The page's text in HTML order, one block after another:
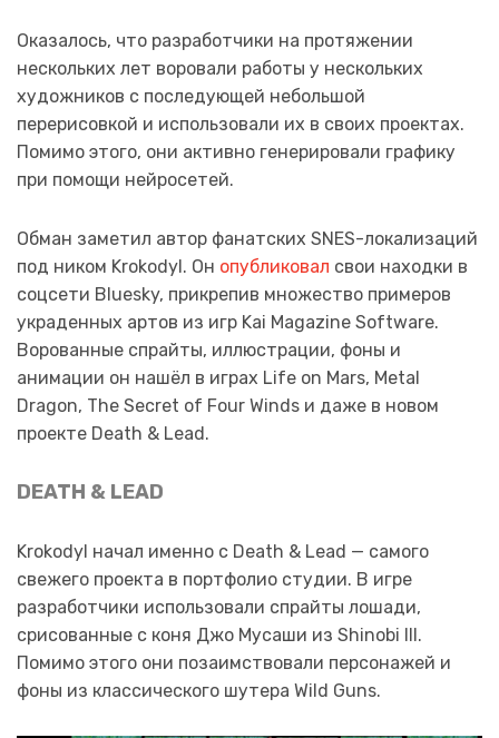
Оказалось, что разработчики на протяжении
нескольких лет воровали работы у нескольких
художников с последующей небольшой
перерисовкой и использовали их в своих проектах.
Помимо этого, они активно генерировали графику
при помощи нейросетей.
Обман заметил автор фанатских SNES-локализаций
под ником Krokodyl. Он опубликовал свои находки в
соцсети Bluesky, прикрепив множество примеров
украденных артов из игр Kai Magazine Software.
Ворованные спрайты, иллюстрации, фоны и
анимации он нашёл в играх Life on Mars, Metal
Dragon, The Secret of Four Winds и даже в новом
проекте Death & Lead.
DEATH & LEAD
Krokodyl начал именно с Death & Lead — самого
свежего проекта в портфолио студии. В игре
разработчики использовали спрайты лошади,
срисованные с коня Джо Мусаши из Shinobi III.
Помимо этого они позаимствовали персонажей и
фоны из классического шутера Wild Guns.